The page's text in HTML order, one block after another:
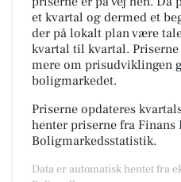
et kvartal og dermed et
der på lokalt plan være
kvartal til kvartal.
mere om prisudviklingen
boligmarkedet.
Priserne opdateres
henter priserne fra Finans
Boligmarkedsstatistik.
Data er automatisk hentet fra